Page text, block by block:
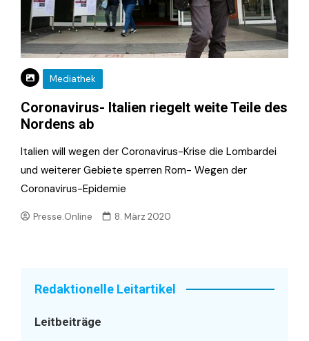
Mediathek
Coronavirus- Italien riegelt weite Teile des
Nordens ab
Italien will wegen der Coronavirus-Krise die Lombardei
und weiterer Gebiete sperren Rom- Wegen der
Coronavirus-Epidemie
Presse.Online 8. März 2020
Redaktionelle Leitartikel
Leitbeiträge